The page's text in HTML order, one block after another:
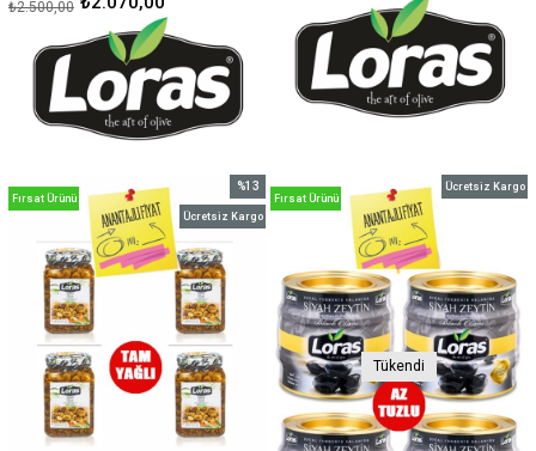
₺2.500,00
%13
İndirim
Ücretsiz Kargo
Fırsat Ürünü
Tükendi
Ücretsiz Kargo
Fırsat Ürünü